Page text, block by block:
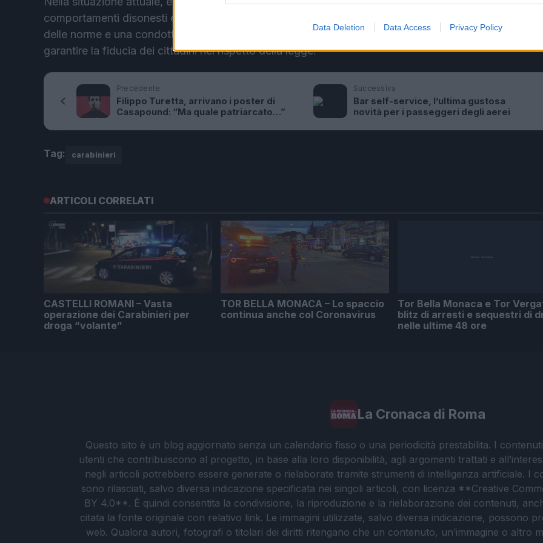
Data Deletion Data Access Privacy Policy
comportamenti disonesti e violatori del dovere professionale. Solo attraverso una rigorosa
delle norme e una condotta improntata all’integrità si può preservare l’immagine delle istituzioni e
garantire la fiducia dei cittadini nel rispetto della legge.
Precedente
Filippo Turetta, arrivano i poster di
Casapound: “Ma quale patriarcato…”
Successiva
Bar self-service, l’ultima gustosa
novità per i passeggeri degli aerei
Tag: carabinieri
ARTICOLI CORRELATI
CASTELLI ROMANI – Vasta
operazione dei Carabinieri per
droga “volante”
TOR BELLA MONACA – Lo spaccio
continua anche col Coronavirus
Tor Bella Monaca e Tor
blitz di arresti e sequestri di
nelle ultime 48 ore
La Cronaca di Roma
Questo sito è un blog aggiornato senza un calendario fisso o una periodicità prestabilita. I
utenti che contribuiscono al progetto, in base alla loro disponibilità, agli argomenti trattati e
negli articoli potrebbero essere generate o rielaborate tramite strumenti di intelligenza artificiale. I
sono rilasciati, salvo diversa indicazione specificata nei singoli articoli, con licenza **Creative
BY 4.0**. È quindi consentita la condivisione, la riproduzione e la rielaborazione dei contenuti,
citata la fonte originale con relativo link. Le immagini utilizzate, salvo diversa indicazione, possono
web. Qualora autori, fotografi o titolari dei diritti ritengano che un contenuto, un’immagine o altro